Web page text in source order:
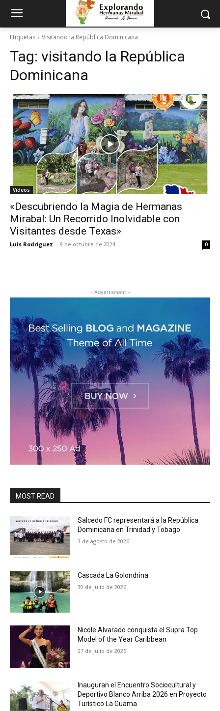
Etiquetas Visitando la República Dominicana
Tag: visitando la República
Dominicana
Videos
«Descubriendo la Magia de Hermanas
Mirabal: Un Recorrido Inolvidable con
Visitantes desde Texas»
Luis Rodriguez - 9 de octubre de 2024 0
- Advertisment -
MOST READ
Salcedo FC representará a la República
Dominicana en Trinidad y Tobago
3 de agosto de 2026
Cascada La Golondrina
30 de julio de 2026
Nicole Alvarado conquista el Supra Top
Model of the Year Caribbean
27 de julio de 2026
Inauguran el Encuentro Sociocultural y
Deportivo Blanco Arriba 2026 en Proyecto
Turístico La Guama